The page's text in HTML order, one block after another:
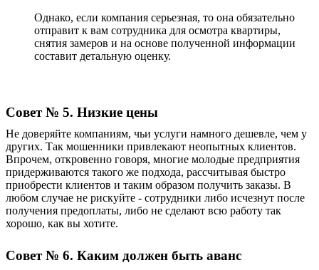
Однако, если компания серьезная, то она обязательно
отправит к вам сотрудника для осмотра квартиры,
снятия замеров и на основе полученной информации
составит детальную оценку.
Совет № 5. Низкие цены
Не доверяйте компаниям, чьи услуги намного дешевле, чем у
других. Так мошенники привлекают неопытных клиентов.
Впрочем, откровенно говоря, многие молодые предприятия
придерживаются такого же подхода, рассчитывая быстро
приобрести клиентов и таким образом получить заказы. В
любом случае не рискуйте - сотрудники либо исчезнут после
получения предоплаты, либо не сделают всю работу так
хорошо, как вы хотите.
Совет № 6. Каким должен быть аванс